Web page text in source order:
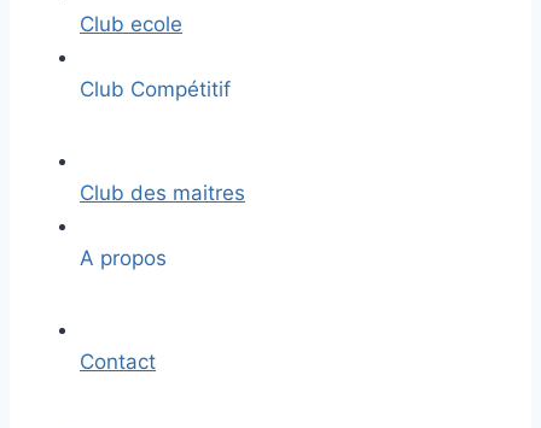
Club ecole
Club Compétitif
Club des maitres
A propos
Contact